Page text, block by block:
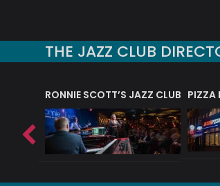
THE JAZZ CLUB
RONNIE SCOTT’S JAZZ CLUB PIZZA